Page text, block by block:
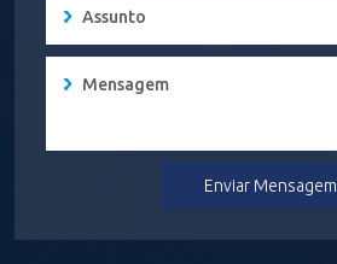
Enviar Mensagem